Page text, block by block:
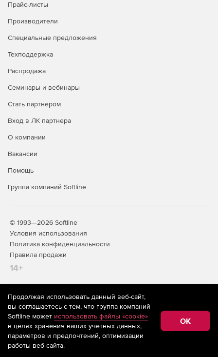
Прайс-листы
Производители
Специальные предложения
Техподдержка
Распродажа
Семинары и вебинары
Стать партнером
Вход в ЛК партнера
О компании
Вакансии
Помощь
Группа компаний Softline
© 1993—2026 Softline
Условия использования
Политика конфиденциальности
Правила продажи
14+
На информационном ресурсе store.softline.ru применяются
рекомендательные технологии(информационные технологии
предоставления информации на основе сбора,
систематизации и анализа сведений, относящихся к
предпочтениям пользователей сети «Интернет»,
находящихся на территории Российской Федерации)
Продолжая использовать данный веб-сайт,
вы соглашаетесь с тем, что группа компаний
Softline может использовать файлы «cookie»
в целях хранения ваших учетных данных,
параметров и предпочтений, оптимизации
работы веб-сайта.
OK